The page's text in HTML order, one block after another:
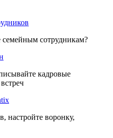
семейным сотрудникам?
кадровые
настройте воронку,